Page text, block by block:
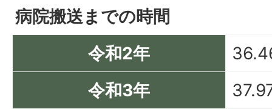
病院搬送までの時間
令和2年
令和3年